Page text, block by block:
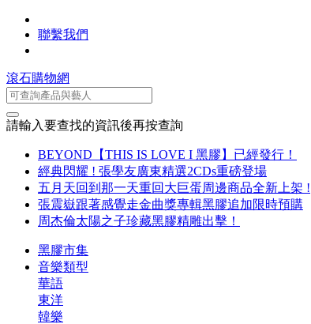
聯繫我們
滾石購物網
請輸入要查找的資訊後再按查詢
BEYOND【THIS IS LOVE I 黑膠】已經發行！
經典閃耀 ! 張學友廣東精選2CDs重磅登場
五月天回到那一天重回大巨蛋周邊商品全新上架 !
張震嶽跟著感覺走金曲獎專輯黑膠追加限時預購
周杰倫太陽之子珍藏黑膠精雕出擊！
黑膠市集
音樂類型
華語
東洋
韓樂